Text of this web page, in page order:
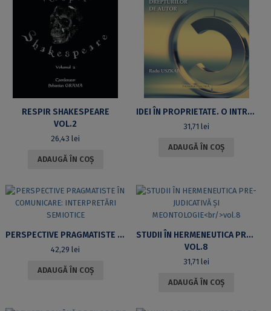
RESPIR SHAKESPEARE
VOL.2
26,43lei
ADAUGĂ ÎN COȘ
IDEI ÎN PROPRIETATE. O INTRODUCERE ÎN ETICA DREPTURILOR DE AUTOR
31,71lei
ADAUGĂ ÎN COȘ
PERSPECTIVE PRAGMATISTE ÎN COMUNICARE: INTERPRETĂRI SEMIOTICE
42,29lei
ADAUGĂ ÎN COȘ
STUDII ÎN HERMENEUTICA PRE-JUDICATIVĂ ȘI MEONTOLOGIE
VOL.8
31,71lei
ADAUGĂ ÎN COȘ